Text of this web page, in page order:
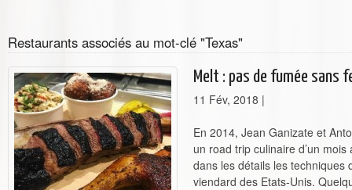
Restaurants associés au mot-clé "Texas"
Melt : pas de fumée sans
11 Fév, 2018 |
En 2014, Jean Ganizate et
un road trip culinaire d’un
dans les détails les techniques
viendard des Etats-Unis.